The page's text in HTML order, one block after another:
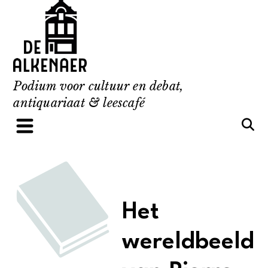
content
Podium voor cultuur en debat,
antiquariaat & leescafé
Het
wereldbeeld